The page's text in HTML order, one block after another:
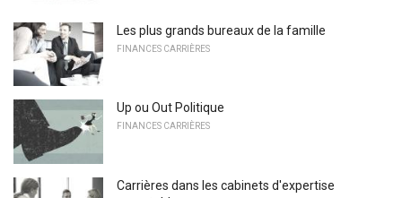
Les plus grands bureaux de la famille
FINANCES CARRIÈRES
Up ou Out Politique
FINANCES CARRIÈRES
Carrières dans les cabinets d'expertise